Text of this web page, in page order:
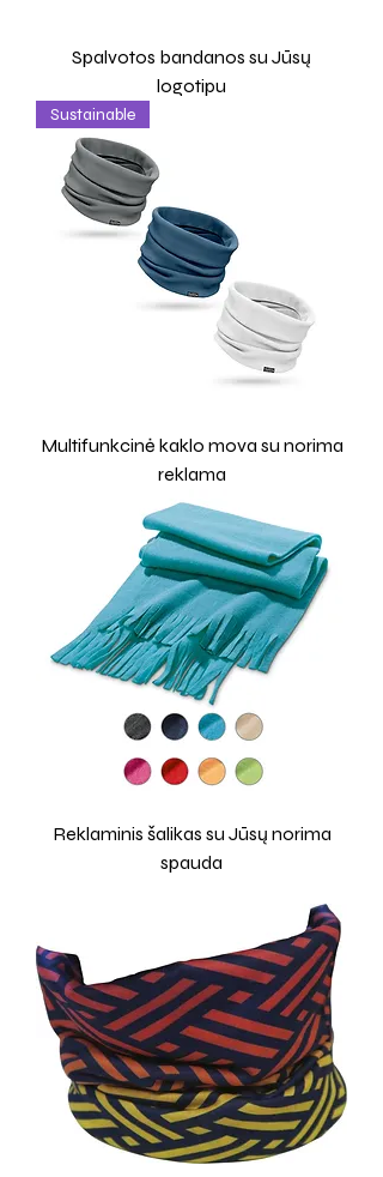
Spalvotos bandanos su Jūsų
logotipu
Sustainable
Multifunkcinė kaklo mova su norima
reklama
Reklaminis šalikas su Jūsų norima
spauda